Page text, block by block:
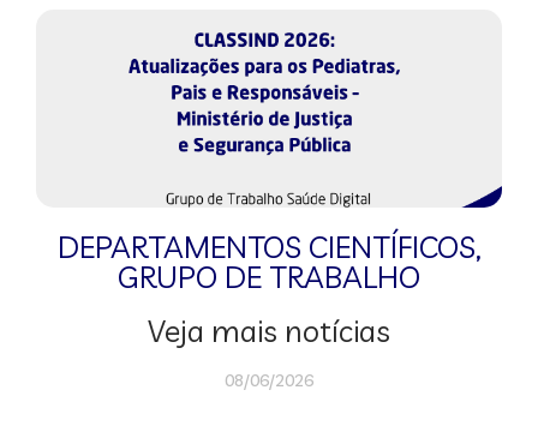
DEPARTAMENTOS CIENTÍFICOS,
GRUPO DE TRABALHO
Veja mais notícias
08/06/2026